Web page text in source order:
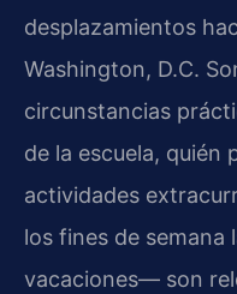
desplazamientos
Washington, D.C.
circunstancias
de la escuela, quién
actividades
los fines de semana
vacaciones— son